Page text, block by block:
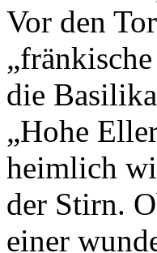
Vor den
die
„Hohe
heimlich
der Stirn.
einer